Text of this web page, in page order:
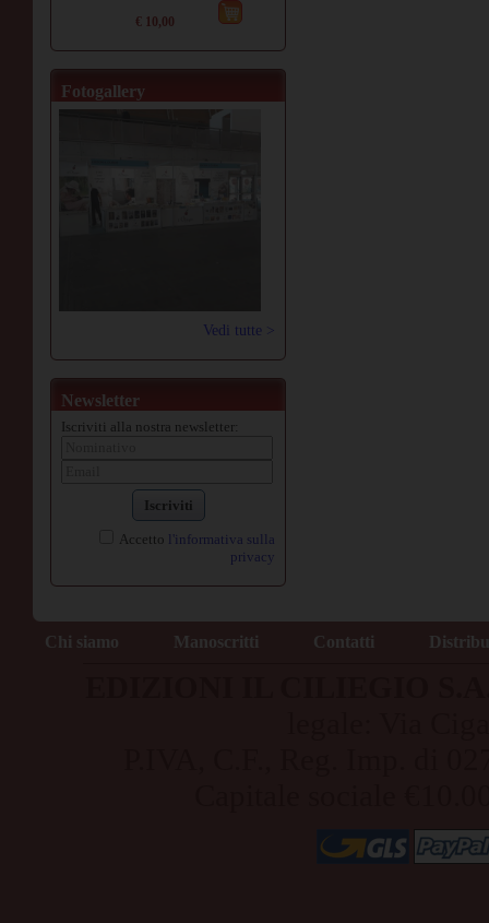
€ 10,00
Fotogallery
Vedi tutte >
Newsletter
Iscriviti alla nostra newsletter:
Iscriviti
Accetto l'informativa sulla
privacy
Chi siamo Manoscritti Contatti